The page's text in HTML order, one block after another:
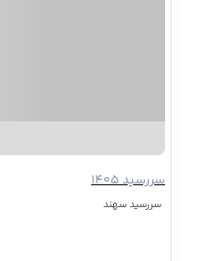
سررسید 1405
سررسید سهند